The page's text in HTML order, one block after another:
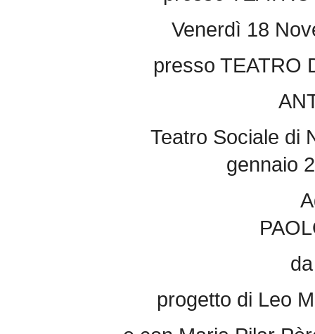
Venerdì 18
presso TEATRO
Teatro Sociale di
gennaio
progetto di Leo